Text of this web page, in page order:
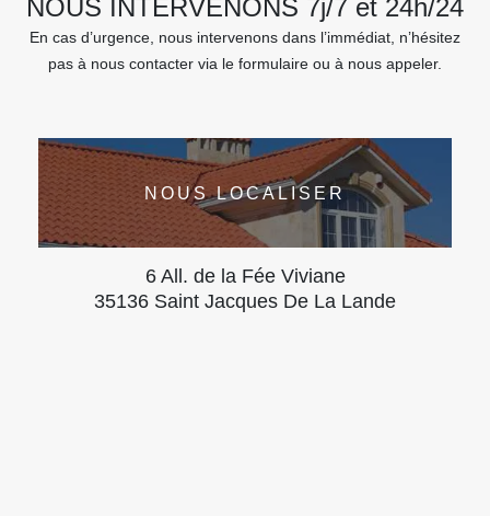
NOUS INTERVENONS 7j/7 et 24h/24
En cas d’urgence, nous intervenons dans l’immédiat, n’hésitez
pas à nous contacter via le formulaire ou à nous appeler.
NOUS LOCALISER
6 All. de la Fée Viviane
35136 Saint Jacques De La Lande